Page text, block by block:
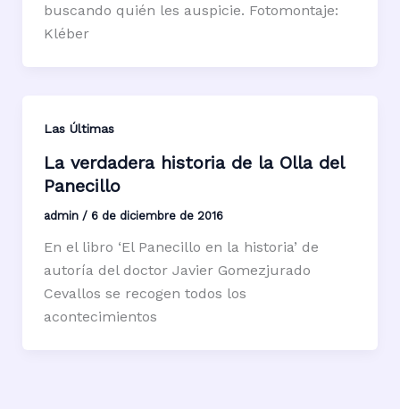
buscando quién les auspicie. Fotomontaje:
Kléber
Las Últimas
La verdadera historia de la Olla del
Panecillo
admin / 6 de diciembre de 2016
En el libro ‘El Panecillo en la historia’ de
autoría del doctor Javier Gomezjurado
Cevallos se recogen todos los
acontecimientos